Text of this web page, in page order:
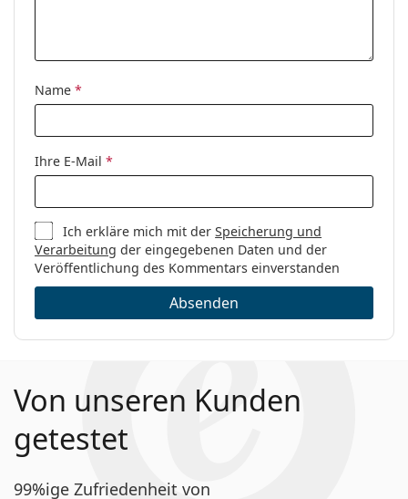
Name *
Ihre E-Mail *
Ich erkläre mich mit derSpeicherung und
Verarbeitung der eingegebenen Daten und der
Veröffentlichung des Kommentars einverstanden
Absenden
Von unseren Kunden
getestet
99%ige Zufriedenheit von